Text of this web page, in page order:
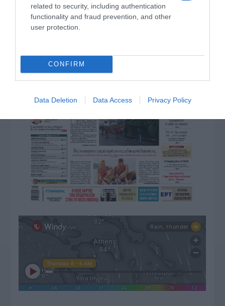
related to security, including authentication
functionality and fraud prevention, and other
user protection.
CONFIRM
Data Deletion Data Access Privacy Policy